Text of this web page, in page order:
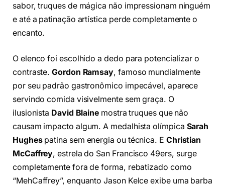
sabor, truques de mágica não impressionam ninguém
e até a patinação artística perde completamente o
encanto.
O elenco foi escolhido a dedo para potencializar o
contraste.Gordon Ramsay, famoso mundialmente
por seu padrão gastronômico impecável, aparece
servindo comida visivelmente sem graça. O
ilusionista David Blaine mostra truques que não
causam impacto algum. A medalhista olímpica Sarah
Hughespatina sem energia ou técnica. E Christian
McCaffrey, estrela do San Francisco 49ers, surge
completamente fora de forma, rebatizado como
“MehCaffrey”, enquanto Jason Kelce exibe uma barba